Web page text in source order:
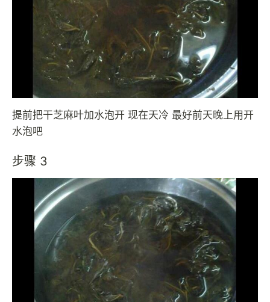
提前把干芝麻叶加水泡开 现在天冷 最好前天晚上用开
水泡吧
步骤 3